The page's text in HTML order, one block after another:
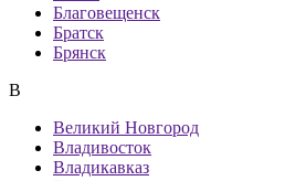
Благовещенск
Братск
Брянск
В
Великий Новгород
Владивосток
Владикавказ